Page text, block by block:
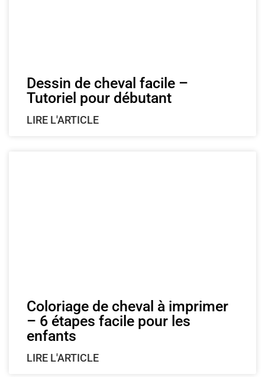
Dessin de cheval facile –
Tutoriel pour débutant
LIRE L'ARTICLE
Coloriage de cheval à imprimer
– 6 étapes facile pour les
enfants
LIRE L'ARTICLE